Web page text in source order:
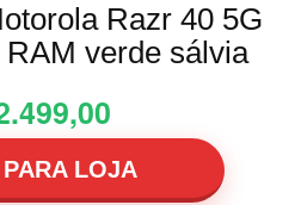
Razr 40 5G
verde sálvia
LOJA